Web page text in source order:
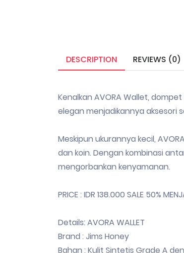
DESCRIPTION REVIEWS (0)
Kenalkan AVORA Wallet,
elegan menjadikannya aksesori
Meskipun ukurannya kecil,
dan koin. Dengan kombinasi
mengorbankan kenyamanan.
PRICE : IDR 138.000 SALE 50%
Details: AVORA WALLET
Brand : Jims Honey
Bahan : Kulit Sintetis Grade A